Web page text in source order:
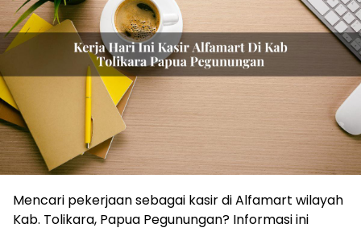
Mencari pekerjaan sebagai kasir di Alfamart wilayah
Kab. Tolikara, Papua Pegunungan? Informasi ini